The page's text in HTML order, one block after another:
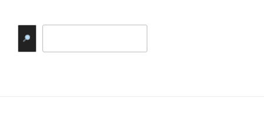
البحث